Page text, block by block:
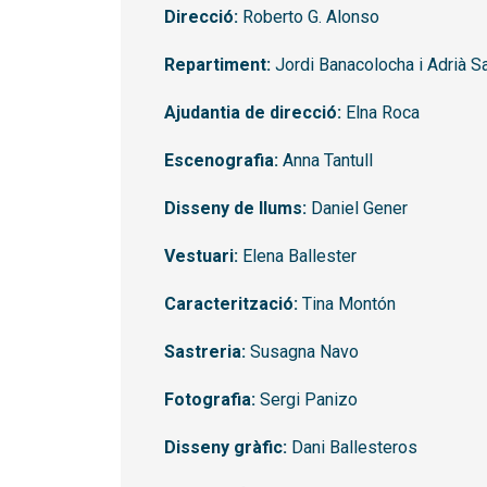
Direcció: Roberto G. Alonso
Repartiment: Jordi Banacolocha i Adrià
Ajudantia de direcció: Elna Roca
Escenografia: Anna Tantull
Disseny de llums: Daniel Gener
Vestuari: Elena Ballester
Caracterització: Tina Montón
Sastreria: Susagna Navo
Fotografia: Sergi Panizo
Disseny gràfic: Dani Ballesteros